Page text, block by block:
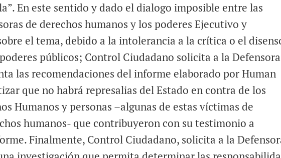
En este sentido y dado el dialogo imposible entre las
de derechos humanos y los poderes Ejecutivo y
el tema, debido a la intolerancia a la crítica o el
públicos; Control Ciudadano solicita a la
las recomendaciones del informe elaborado por Human
que no habrá represalias del Estado en contra de los
Humanos y personas –algunas de estas víctimas de
humanos- que contribuyeron con su testimonio a
Finalmente, Control Ciudadano, solicita a la